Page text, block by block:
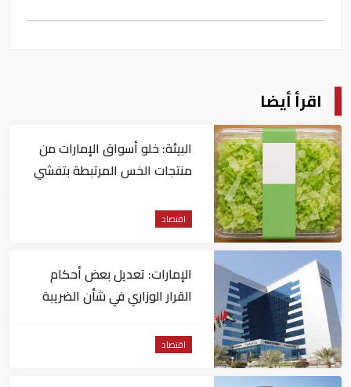
اقرأ أيضا
البيئة: خلو أسواق الإمارات من
منتجات الخس المرتبطة بتفشي
اقتصاد
الإمارات: تعديل بعض أحكام
القرار الوزاري في شأن الضريبة
اقتصاد